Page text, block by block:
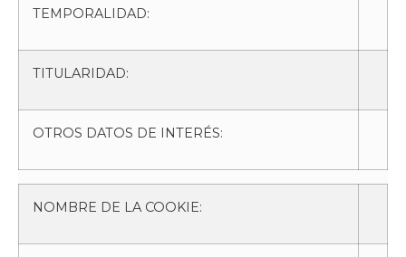
TEMPORALIDAD:
TITULARIDAD:
OTROS DATOS DE INTERÉS:
NOMBRE DE LA COOKIE: